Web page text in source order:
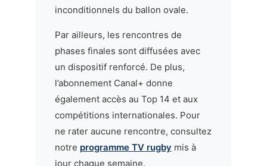
inconditionnels du ballon ovale.
Par ailleurs, les rencontres de
phases finales sont diffusées avec
un dispositif renforcé. De plus,
l’abonnement Canal+ donne
également accès au Top 14 et aux
compétitions internationales. Pour
ne rater aucune rencontre, consultez
notre programme TV rugby mis à
jour chaque semaine.